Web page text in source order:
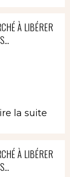
À LIBÉRER
la suite
À LIBÉRER